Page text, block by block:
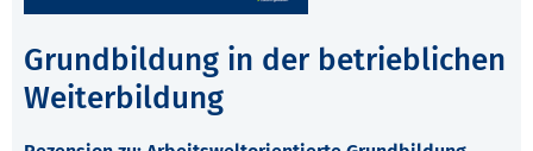
Grundbildung in der betrieblichen
Weiterbildung